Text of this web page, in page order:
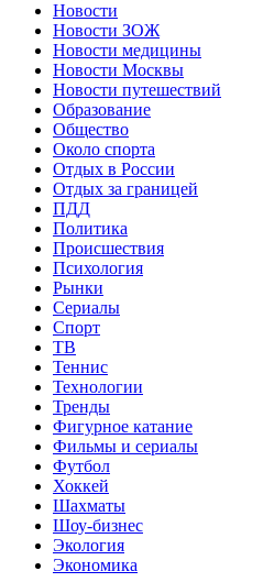
Новости
Новости ЗОЖ
Новости медицины
Новости Москвы
Новости путешествий
Образование
Общество
Около спорта
Отдых в России
Отдых за границей
ПДД
Политика
Происшествия
Психология
Рынки
Сериалы
Спорт
ТВ
Теннис
Технологии
Тренды
Фигурное катание
Фильмы и сериалы
Футбол
Хоккей
Шахматы
Шоу-бизнес
Экология
Экономика